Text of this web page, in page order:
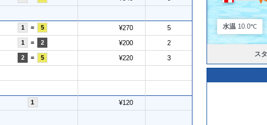
1 = 5 ¥270 5
1 = 2 ¥200 2
2 = 5 ¥220 3
1 ¥120
水温 10.0℃
ス